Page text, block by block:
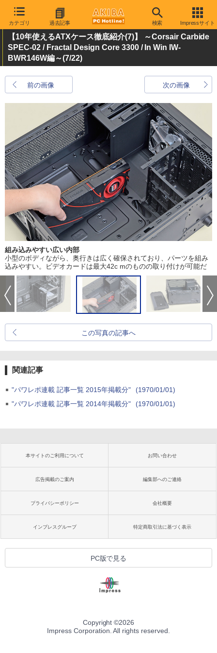
カテゴリ 過去記事 検索 Impressサイト
【10年使えるATXケース徹底紹介(7)】 ～Corsair Carbide
SPEC-02 / Fractal Design Core 3300 / In Win IW-
BWR146W編～(7/22)
前の画像 次の画像
組み込みやすい広い内部
小型のボディながら、奥行きは広く確保されており、パーツを組み
込みやすい。ビデオカードは最大42c mのものの取り付けが可能だ
この写真の記事へ
関連記事
"パワレポ連載 記事一覧 2015年掲載分"
(1970/01/01)
"パワレポ連載 記事一覧 2014年掲載分"
(1970/01/01)
本サイトのご利用について お問い合わせ
広告掲載のご案内 編集部へのご連絡
プライバシーポリシー 会社概要
インプレスグループ 特定商取引法に基づく表示
PC版で見る
Copyright ©2026
Impress Corporation. All rights reserved.